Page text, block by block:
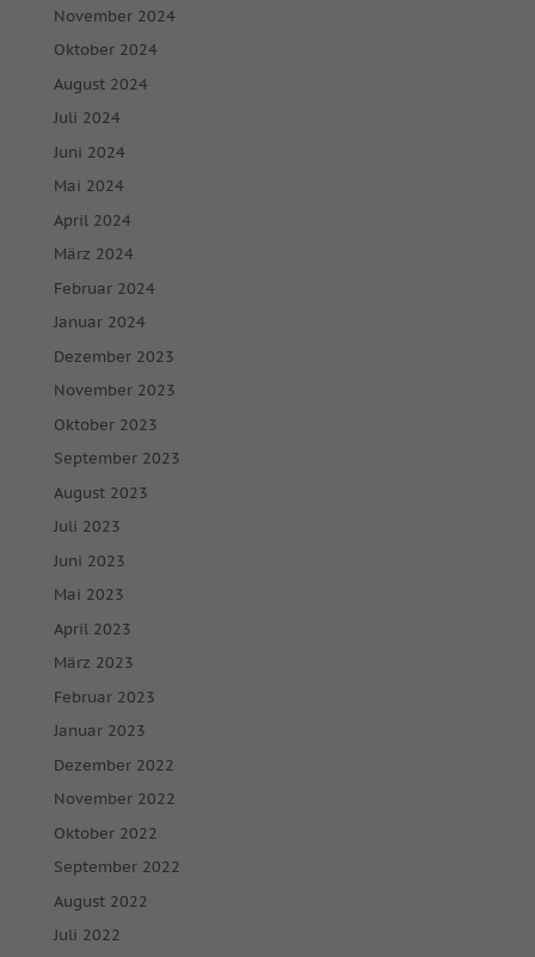
November 2024
Oktober 2024
August 2024
Juli 2024
Juni 2024
Mai 2024
April 2024
März 2024
Februar 2024
Januar 2024
Dezember 2023
November 2023
Oktober 2023
September 2023
August 2023
Juli 2023
Juni 2023
Mai 2023
April 2023
März 2023
Februar 2023
Januar 2023
Dezember 2022
November 2022
Oktober 2022
September 2022
August 2022
Juli 2022